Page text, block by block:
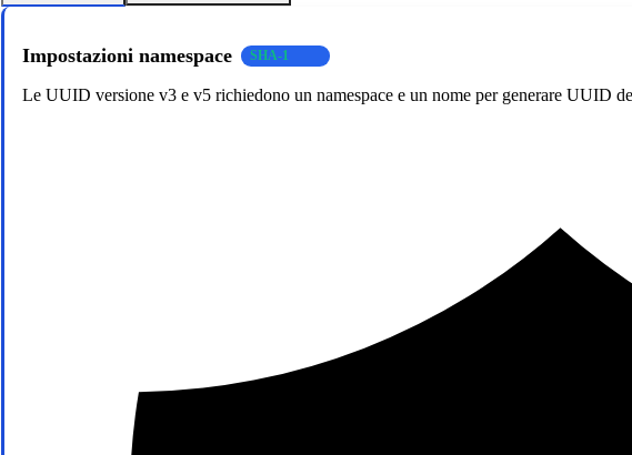
Impostazioni namespace SHA-1
Le UUID versione v3 e v5 richiedono un namespace e un nome per generare UUID